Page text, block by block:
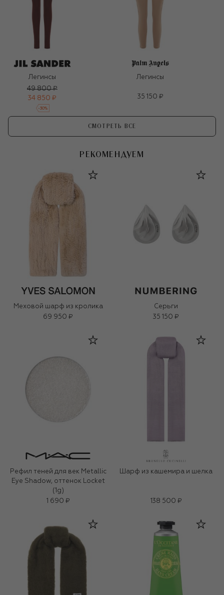
Легинсы
49 800 ₽
34 850 ₽
-30%
Легинсы
35 150 ₽
СМОТРЕТЬ ВСЕ
РЕКОМЕНДУЕМ
Меховой шарф из кролика
69 950 ₽
Серьги
35 150 ₽
Рефил теней для век Metallic
Eye Shadow, оттенок Locket
(1g)
1 690 ₽
Шарф из кашемира и шелка
138 500 ₽